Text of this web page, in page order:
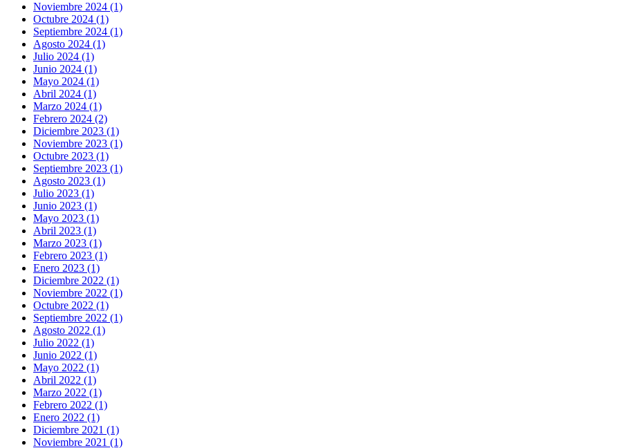
Noviembre 2024 (1)
Octubre 2024 (1)
Septiembre 2024 (1)
Agosto 2024 (1)
Julio 2024 (1)
Junio 2024 (1)
Mayo 2024 (1)
Abril 2024 (1)
Marzo 2024 (1)
Febrero 2024 (2)
Diciembre 2023 (1)
Noviembre 2023 (1)
Octubre 2023 (1)
Septiembre 2023 (1)
Agosto 2023 (1)
Julio 2023 (1)
Junio 2023 (1)
Mayo 2023 (1)
Abril 2023 (1)
Marzo 2023 (1)
Febrero 2023 (1)
Enero 2023 (1)
Diciembre 2022 (1)
Noviembre 2022 (1)
Octubre 2022 (1)
Septiembre 2022 (1)
Agosto 2022 (1)
Julio 2022 (1)
Junio 2022 (1)
Mayo 2022 (1)
Abril 2022 (1)
Marzo 2022 (1)
Febrero 2022 (1)
Enero 2022 (1)
Diciembre 2021 (1)
Noviembre 2021 (1)